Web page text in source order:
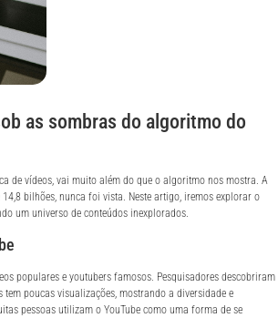
as sombras do algoritmo do
de vídeos, vai muito além do que o algoritmo nos mostra. A
bilhões, nunca foi vista. Neste artigo, iremos explorar o
um universo de conteúdos inexplorados.
populares e youtubers famosos. Pesquisadores descobriram
poucas visualizações, mostrando a diversidade e
pessoas utilizam o YouTube como uma forma de se